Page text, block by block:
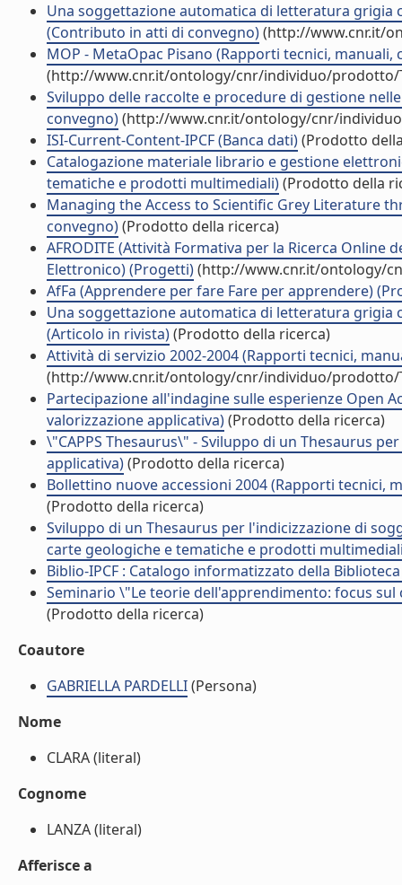
Una soggettazione automatica di letteratura grigia
(Contributo in atti di convegno)(http://www.cnr.it/
MOP - MetaOpac Pisano (Rapporti tecnici,
(http://www.cnr.it/ontology/cnr/individuo/prodotto/
Sviluppo delle raccolte e procedure di gestione
convegno)(http://www.cnr.it/ontology/cnr/
ISI-Current-Content-IPCF (Banca dati)(Prodotto
Catalogazione materiale librario e gestione
tematiche e prodotti multimediali)(Prodotto della
Managing the Access to Scientific Grey Literature
convegno)(Prodotto della ricerca)
AFRODITE (Attività Formativa per la Ricerca
Elettronico) (Progetti)(http://www.cnr.it/ontology/
AfFa (Apprendere per fare Fare per apprendere)
Una soggettazione automatica di letteratura grigia
(Articolo in rivista)(Prodotto della ricerca)
Attività di servizio 2002-2004 (Rapporti tecnici,
(http://www.cnr.it/ontology/cnr/individuo/prodotto/
Partecipazione all'indagine sulle esperienze Open
valorizzazione applicativa)(Prodotto della ricerca)
\"CAPPS Thesaurus\" - Sviluppo di un Thesaurus
applicativa)(Prodotto della ricerca)
Bollettino nuove accessioni 2004 (Rapporti
(Prodotto della ricerca)
Sviluppo di un Thesaurus per l'indicizzazione di
carte geologiche e tematiche e prodotti
Biblio-IPCF : Catalogo informatizzato della
Seminario \"Le teorie dell'apprendimento: focus
(Prodotto della ricerca)
Coautore
GABRIELLA PARDELLI(Persona)
Nome
CLARA (literal)
Cognome
LANZA (literal)
Afferisce a